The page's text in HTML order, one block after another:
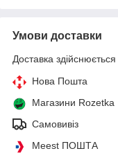
Умови доставки
Доставка
Нова Пошта
Магазини Rozetka
Самовивіз
Meest ПОШТА